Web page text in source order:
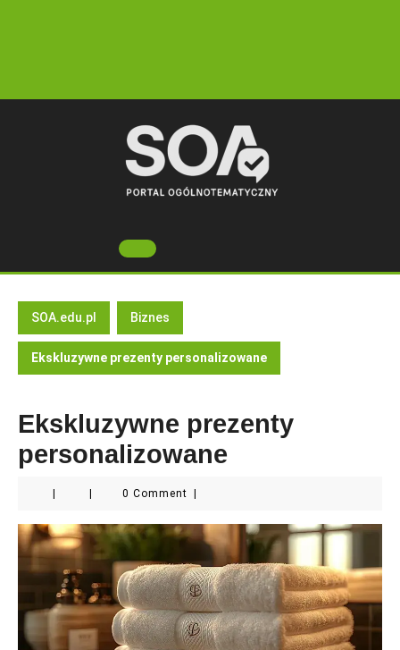
Open
Button
SOA.edu.pl Biznes
Ekskluzywne prezenty personalizowane
Ekskluzywne prezenty
personalizowane
0 Comment